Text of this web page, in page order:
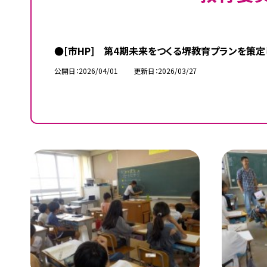
●[市HP] 第4期未来をつくる堺教育プランを策定
公開日 2026/04/01 更新日 2026/03/27